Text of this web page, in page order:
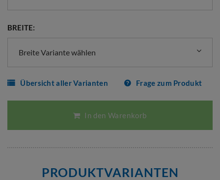
BREITE:
Breite Variante wählen
Übersicht aller Varianten Frage zum Produkt
In den Warenkorb
PRODUKTVARIANTEN